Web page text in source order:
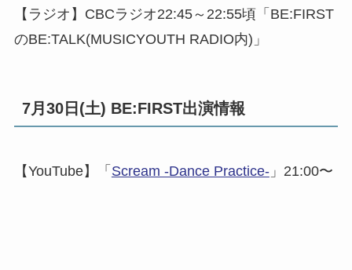
【ラジオ】CBCラジオ22:45～22:55頃「BE:FIRST
のBE:TALK(MUSICYOUTH RADIO内)」
7月30日(土) BE:FIRST出演情報
【YouTube】「 Scream -Dance Practice-」21:00〜